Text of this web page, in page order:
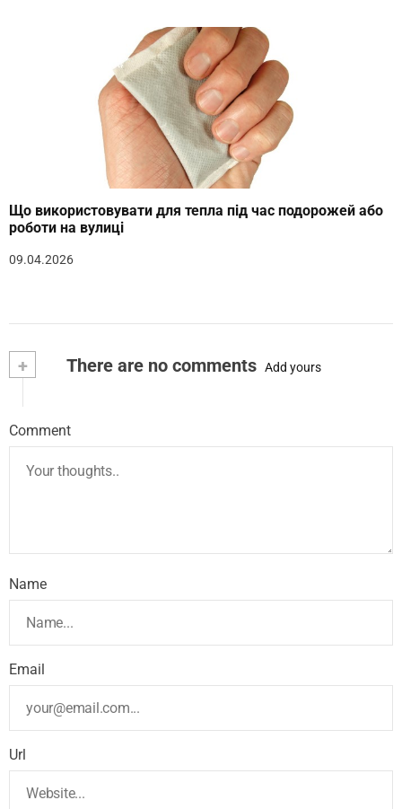
Що використовувати для тепла під час подорожей або
роботи на вулиці
09.04.2026
+ There are no comments Add yours
Comment
Name
Email
Url